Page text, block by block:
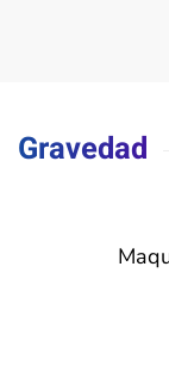
Gravedad